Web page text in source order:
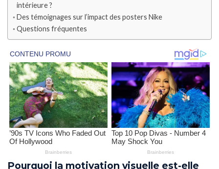
intérieure ?
Des témoignages sur l’impact des posters Nike
Questions fréquentes
Pourquoi la motivation visuelle est-elle